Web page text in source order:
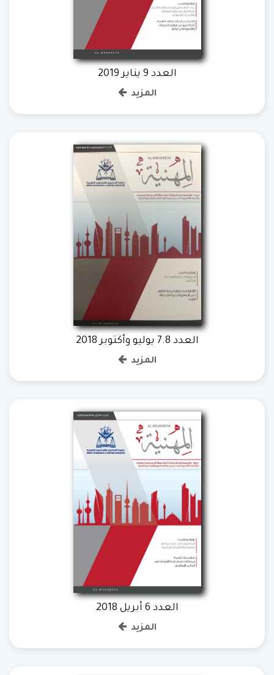
العدد 9 يناير 2019
المزيد
العدد 7.8 يوليو وأكتوبر 2018
المزيد
العدد 6 أبريل 2018
المزيد